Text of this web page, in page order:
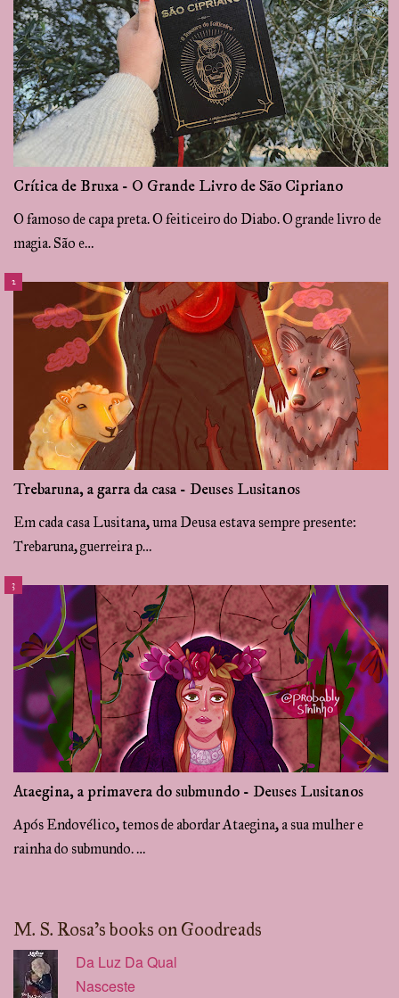
Crítica de Bruxa - O Grande Livro de São Cipriano
O famoso de capa preta. O feiticeiro do Diabo. O grande livro de
magia. São e…
Trebaruna, a garra da casa - Deuses Lusitanos
Em cada casa Lusitana, uma Deusa estava sempre presente:
Trebaruna, guerreira p…
Ataegina, a primavera do submundo - Deuses Lusitanos
Após Endovélico, temos de abordar Ataegina, a sua mulher e
rainha do submundo. …
M. S. Rosa's books on Goodreads
Da Luz Da Qual
Nasceste